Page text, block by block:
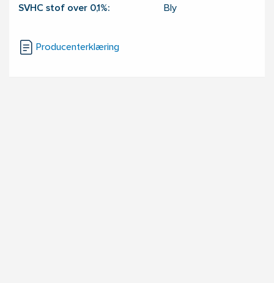
SVHC stof over 0,1%: Bly
Producenterklæring